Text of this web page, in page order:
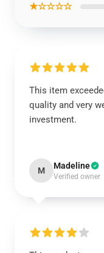
★☆☆☆☆
This item
quality and very
investment.
M Madeline
Verified owner